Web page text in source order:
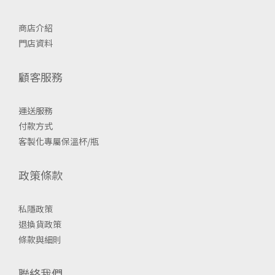
商店介紹
門店資料
顧客服務
運送服務
付款方式
客製化專屬保溫杯/瓶
政策條款
私隱政策
退換貨政策
條款與細則